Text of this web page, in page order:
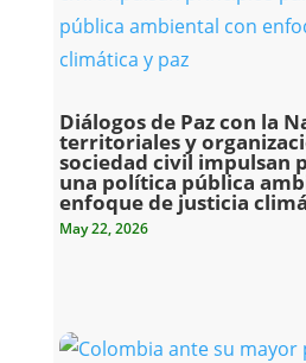
Diálogos de Paz con la
territoriales y
sociedad civil impulsan
una política pública
enfoque de justicia
May 22, 2026